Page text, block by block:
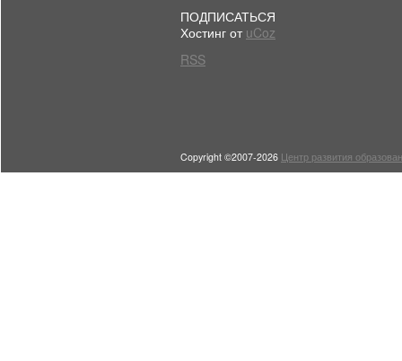
ПОДПИСАТЬСЯ
Хостинг от uCoz
RSS
Copyright ©2007-2026 Центр развития